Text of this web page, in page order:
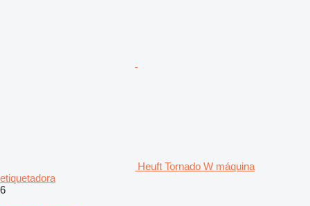
Heuft Tornado W máquina
etiquetadora
6